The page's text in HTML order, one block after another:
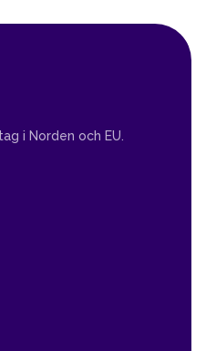
i Norden och EU.